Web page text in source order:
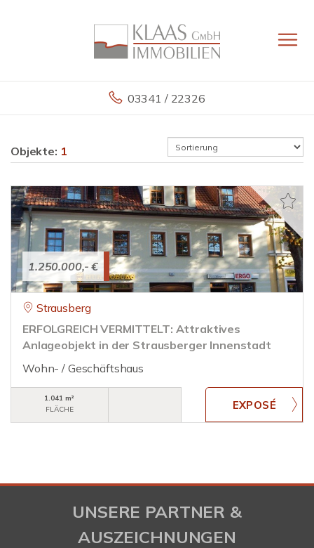
03341 / 22326
Objekte: 1
1.250.000,- €
Strausberg
ERFOLGREICH VERMITTELT: Attraktives
Anlageobjekt in der Strausberger Innenstadt
Wohn- / Geschäftshaus
1.041 m²
FLÄCHE
UNSERE PARTNER &
AUSZEICHNUNGEN